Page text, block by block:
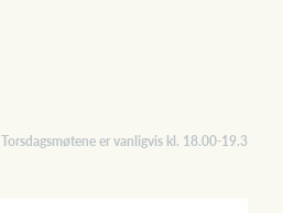
Torsdagsmøtene er vanligvis kl. 18.00-19.30